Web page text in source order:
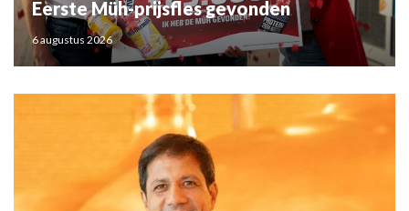
Eerste Müh-prijsfles gevonden
6 augustus 2026